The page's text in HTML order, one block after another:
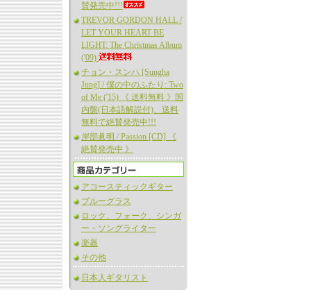
賛発売中!!!
TREVOR GORDON HALL /
LET YOUR HEART BE
LIGHT: The Christmas Album
('09)
チョン・スンハ [Sungha
Jung] / 僕の中のふたり: Two
of Me ('15) 《 送料無料 》国
内盤(日本語解説付)、送料
無料で絶賛発売中!!!
岸部眞明 / Passion [CD] 《
絶賛発売中 》
アコースティックギター
ブルーグラス
ロック、フォーク、シンガ
ー・ソングライター
楽器
その他
日本人ギタリスト